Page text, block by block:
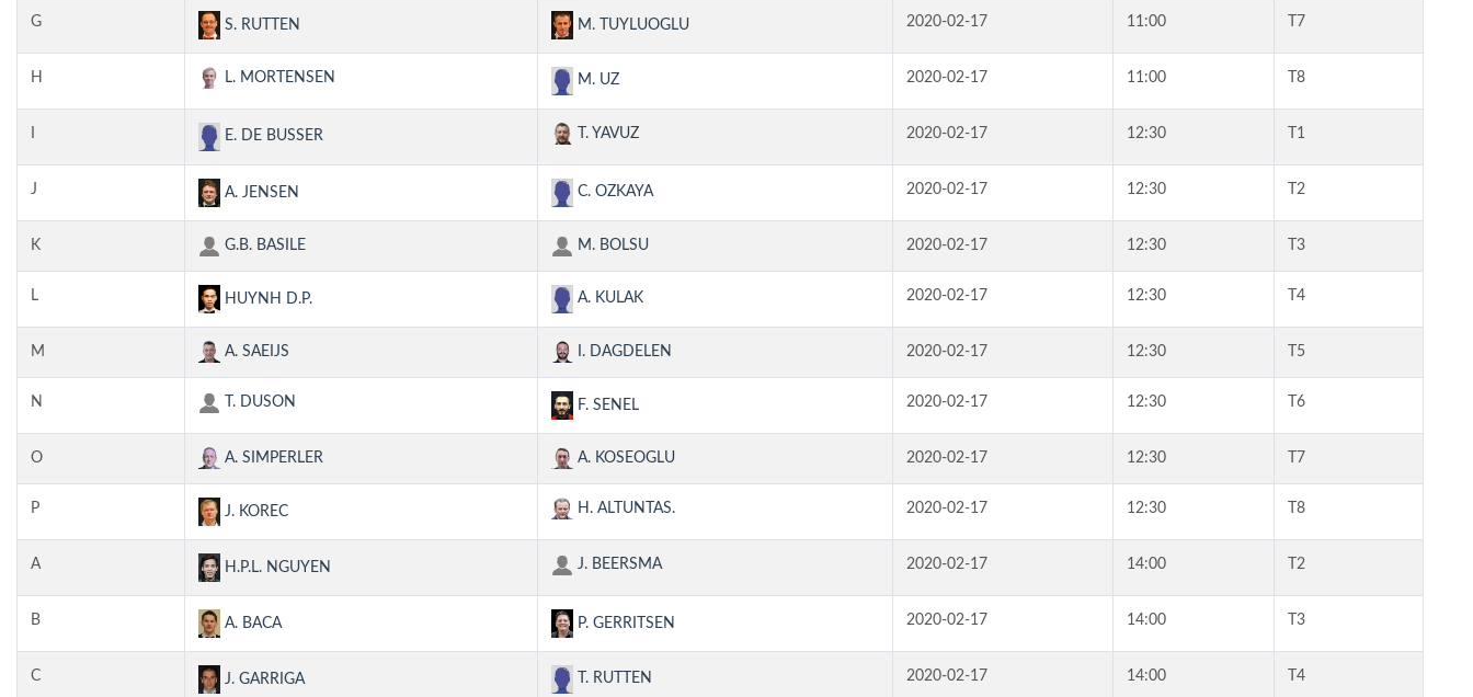
G S. RUTTEN M. TUYLUOGLU 2020-02-17 11:00 T7
H L. MORTENSEN M. UZ 2020-02-17 11:00 T8
E. DE BUSSER T. YAVUZ 2020-02-17 12:30 T1
J A. JENSEN C. OZKAYA 2020-02-17 12:30 T2
K G.B. BASILE M. BOLSU 2020-02-17 12:30 T3
L HUYNH D.P. A. KULAK 2020-02-17 12:30 T4
M A. SAEIJS I. DAGDELEN 2020-02-17 12:30 T5
N T. DUSON F. SENEL 2020-02-17 12:30 T6
O A. SIMPERLER A. KOSEOGLU 2020-02-17 12:30 T7
P J. KOREC H. ALTUNTAS. 2020-02-17 12:30 T8
A H.P.L. NGUYEN J. BEERSMA 2020-02-17 14:00 T2
B A. BACA P. GERRITSEN 2020-02-17 14:00 T3
C J. GARRIGA T. RUTTEN 2020-02-17 14:00 T4